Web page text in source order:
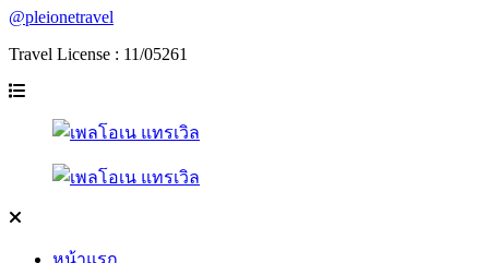
@pleionetravel
Travel License : 11/05261
หน้าแรก